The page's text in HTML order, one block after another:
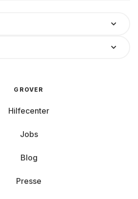
GROVER
Hilfecenter
Jobs
Blog
Presse